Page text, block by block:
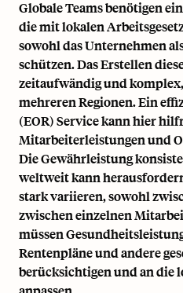
Globale Teams benötigen
die mitlokalen
sowohl das Unternehmen
schützen. Das Erstellen
zeitaufwändig und
mehreren Regionen. Ein
(EOR) Service kann hier
Mitarbeiterleistungen und
Die Gewährleistung
weltweit kann
stark variieren, sowohl
zwischen einzelnen
müssen
Rentenpläne und andere
berücksichtigen und an die